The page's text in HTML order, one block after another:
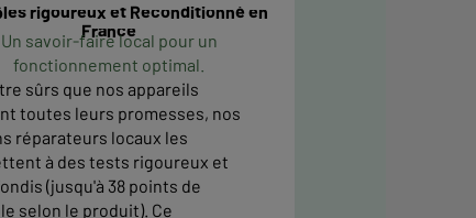
rigoureux et Reconditionné en
France
Un savoir-faire local pour un
fonctionnement optimal.
sûrs que nos appareils
toutes leurs promesses, nos
réparateurs locaux les
à des tests rigoureux et
(jusqu'à 38 points de
selon le produit). Ce